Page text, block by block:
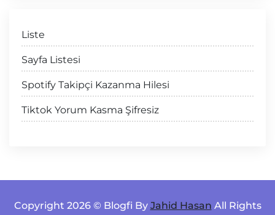
Liste
Sayfa Listesi
Spotify Takipçi Kazanma Hilesi
Tiktok Yorum Kasma Şifresiz
Copyright 2026 © Blogfi By Jahid Hasan All Rights